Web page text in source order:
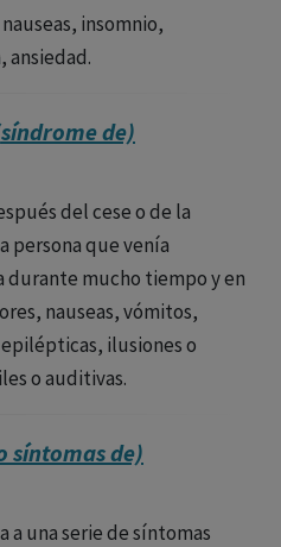
insomnio,
de)
del cese o de la
persona que venía
durante mucho tiempo y en
nauseas, vómitos,
ilusiones o
o auditivas.
síntomas de)
a una serie de síntomas